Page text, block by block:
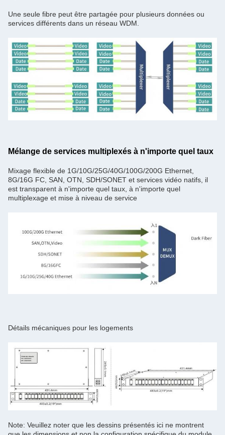
Une seule fibre peut être partagée pour plusieurs données ou
services différents dans un réseau WDM.
Mélange de services multiplexés à n'importe quel taux
Mixage flexible de 1G/10G/25G/40G/100G/200G Ethernet,
8G/16G FC, SAN, OTN, SDH/SONET et services vidéo natifs, il
est transparent à n'importe quel taux, à n'importe quel
multiplexage et mise à niveau de service
Détails mécaniques pour les logements
Note: Veuillez noter que les dessins présentés ici ne montrent